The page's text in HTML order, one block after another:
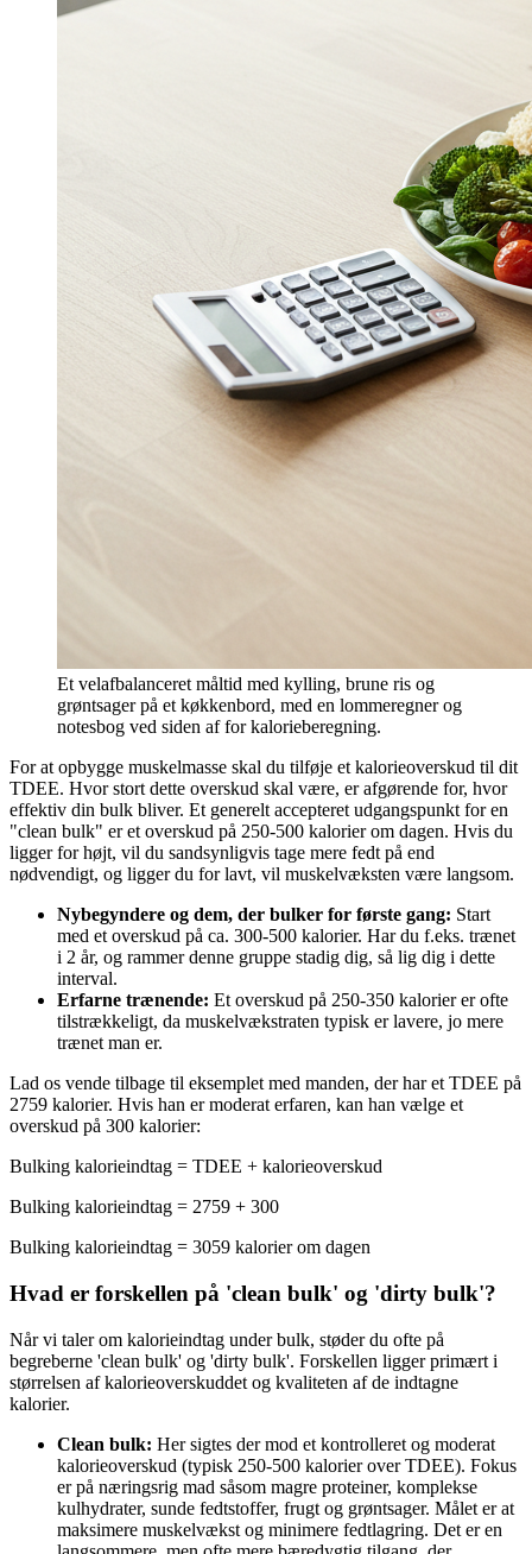
Et velafbalanceret måltid med kylling, brune ris og
grøntsager på et køkkenbord, med en lommeregner og
notesbog ved siden af for kalorieberegning.
For at opbygge muskelmasse skal du tilføje et kalorieoverskud til dit
TDEE. Hvor stort dette overskud skal være, er afgørende for, hvor
effektiv din bulk bliver. Et generelt accepteret udgangspunkt for en
"clean bulk" er et overskud på 250-500 kalorier om dagen. Hvis du
ligger for højt, vil du sandsynligvis tage mere fedt på end
nødvendigt, og ligger du for lavt, vil muskelvæksten være langsom.
Nybegyndere og dem, der bulker for første gang: Start
med et overskud på ca. 300-500 kalorier. Har du f.eks. trænet
i 2 år, og rammer denne gruppe stadig dig, så lig dig i dette
interval.
Erfarne trænende: Et overskud på 250-350 kalorier er ofte
tilstrækkeligt, da muskelvækstraten typisk er lavere, jo mere
trænet man er.
Lad os vende tilbage til eksemplet med manden, der har et TDEE på
2759 kalorier. Hvis han er moderat erfaren, kan han vælge et
overskud på 300 kalorier:
Bulking kalorieindtag = TDEE + kalorieoverskud
Bulking kalorieindtag = 2759 + 300
Bulking kalorieindtag = 3059 kalorier om dagen
Hvad er forskellen på 'clean bulk' og 'dirty bulk'?
Når vi taler om kalorieindtag under bulk, støder du ofte på
begreberne 'clean bulk' og 'dirty bulk'. Forskellen ligger primært i
størrelsen af kalorieoverskuddet og kvaliteten af de indtagne
kalorier.
Clean bulk: Her sigtes der mod et kontrolleret og moderat
kalorieoverskud (typisk 250-500 kalorier over TDEE). Fokus
er på næringsrig mad såsom magre proteiner, komplekse
kulhydrater, sunde fedtstoffer, frugt og grøntsager. Målet er at
maksimere muskelvækst og minimere fedtlagring. Det er en